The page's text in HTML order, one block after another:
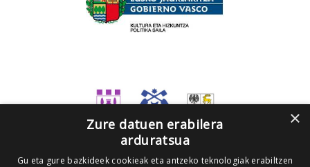
×
Zure datuen erabilera
arduratsua
Gu eta gure bazkideek cookieak eta antzeko teknologiak erabiltzen